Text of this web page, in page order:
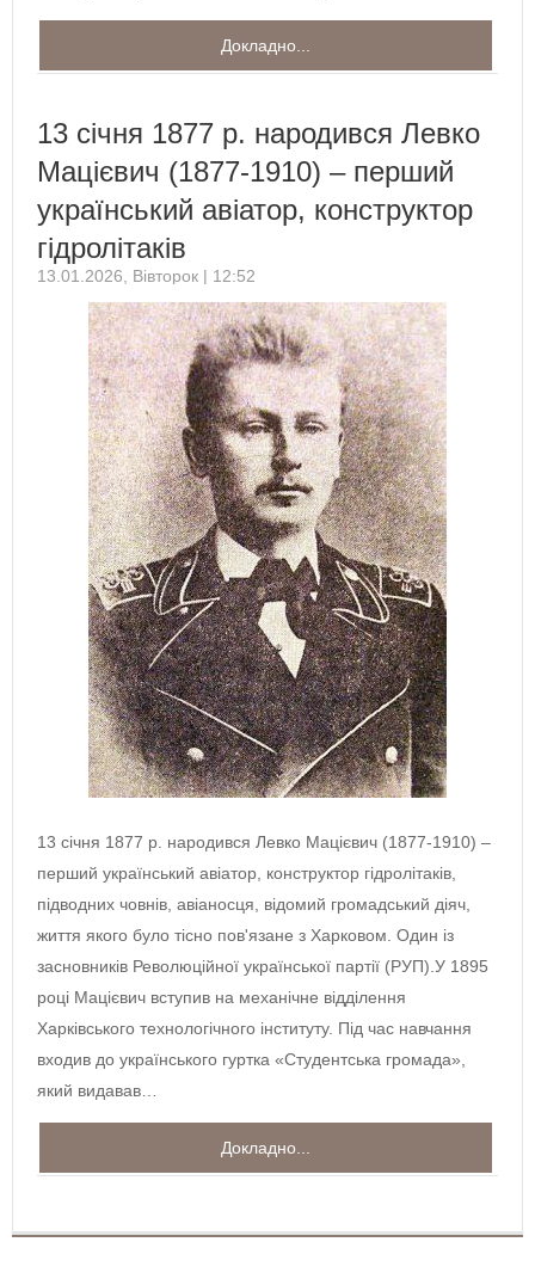
Докладно...
13 січня 1877 р. народився Левко
Мацієвич (1877-1910) – перший
український авіатор, конструктор
гідролітаків
13.01.2026, Вівторок | 12:52
13 січня 1877 р. народився Левко Мацієвич (1877-1910) –
перший український авіатор, конструктор гідролітаків,
підводних човнів, авіаносця, відомий громадський діяч,
життя якого було тісно пов'язане з Харковом. Один із
засновників Революційної української партії (РУП).У 1895
році Мацієвич вступив на механічне відділення
Харківського технологічного інституту. Під час навчання
входив до українського гуртка «Студентська громада»,
який видавав…
Докладно...